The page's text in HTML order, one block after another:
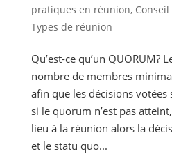
pratiques en réunion,
Types de réunion
Qu’est-ce qu’un QUORUM?
nombre de membres
afin que les décisions votées
si le quorum n’est pas
lieu à la réunion alors la
et le statu quo...